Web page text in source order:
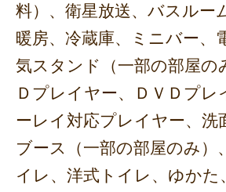
料）、衛星放送、バスルー
暖房、冷蔵庫、ミニバー、
気スタンド（一部の部屋の
Ｄプレイヤー、ＤＶＤプレ
ーレイ対応プレイヤー、洗
ブース（一部の部屋のみ）
イレ、洋式トイレ、ゆかた